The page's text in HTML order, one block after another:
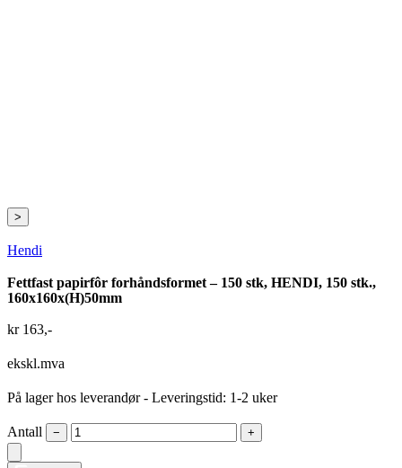
>
Hendi
Fettfast papirfôr forhåndsformet – 150 stk, HENDI, 150 stk.,
160x160x(H)50mm
kr163,-
ekskl.mva
På lager hos leverandør- Leveringstid: 1-2 uker
Antall − +